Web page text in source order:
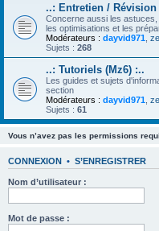
..: Entretien / Révision
Concerne aussi les astuces,
les optimisations et les
Modérateurs : dayvid971
Sujets : 268
..: Tutoriels (Mz6) :..
Les guides et sujets
section
Modérateurs : dayvid971
Sujets : 61
Vous n’avez pas les permissions
CONNEXION • S’ENREGISTRER
Nom d’utilisateur :
Mot de passe :